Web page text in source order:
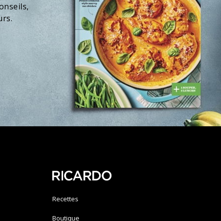
Recettes
Boutique